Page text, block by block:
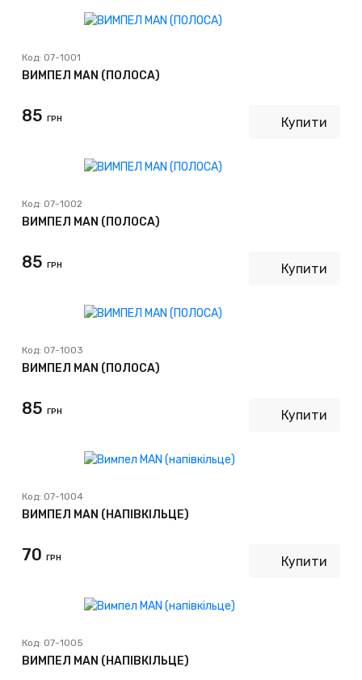
Код: 07-1001
ВИМПЕЛ MAN (ПОЛОСА)
85 ГРН Купити
Код: 07-1002
ВИМПЕЛ MAN (ПОЛОСА)
85 ГРН Купити
Код: 07-1003
ВИМПЕЛ MAN (ПОЛОСА)
85 ГРН Купити
Код: 07-1004
ВИМПЕЛ MAN (НАПІВКІЛЬЦЕ)
70 ГРН Купити
Код: 07-1005
ВИМПЕЛ MAN (НАПІВКІЛЬЦЕ)